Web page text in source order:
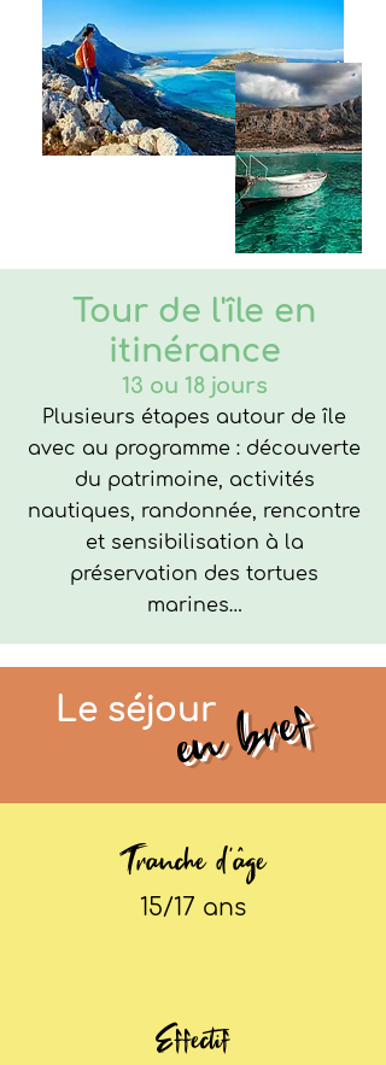
Tour de l'île en
itinérance
13 ou 18 jours
Plusieurs étapes autour de île
avec au programme : découverte
du patrimoine, activités
nautiques, randonnée, rencontre
et sensibilisation à la
préservation des tortues
marines…
Le séjouren bref
Tranche d'âge
15/17 ans
Effectif